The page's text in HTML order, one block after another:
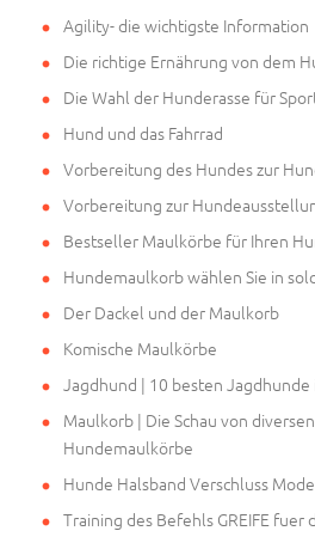
Agility- die wichtigste Information
Die richtige Ernährung von dem
Die Wahl der Hunderasse für
Hund und das Fahrrad
Vorbereitung des Hundes zur
Vorbereitung zur
Bestseller Maulkörbe für Ihren
Hundemaulkorb wählen Sie in
Der Dackel und der Maulkorb
Komische Maulkörbe
Jagdhund | 10 besten
Maulkorb | Die Schau von
Hundemaulkörbe
Hunde Halsband Verschluss
Training des Befehls GREIFE fuer